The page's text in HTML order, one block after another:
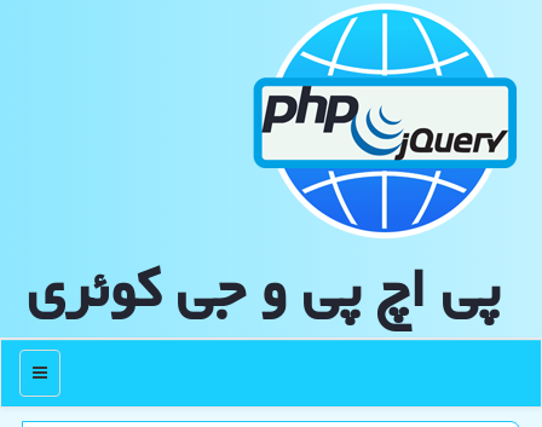
پی اچ پی و جی كوئری
منو